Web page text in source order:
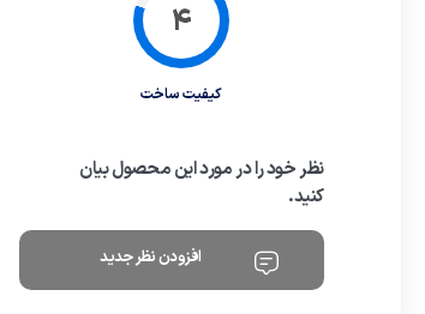
کیفیت ساخت
نظر خود را در مورد این محصول بیان
کنید.
افزودن نظر جدید